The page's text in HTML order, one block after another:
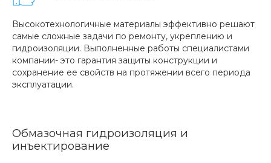
Высокотехнологичные материалы эффективно решают
самые сложные задачи по ремонту, укреплению и
гидроизоляции. Выполненные работы специалистами
компании- это гарантия защиты конструкции и
сохранение ее свойств на протяжении всего периода
эксплуатации.
Обмазочная гидроизоляция и
инъектирование